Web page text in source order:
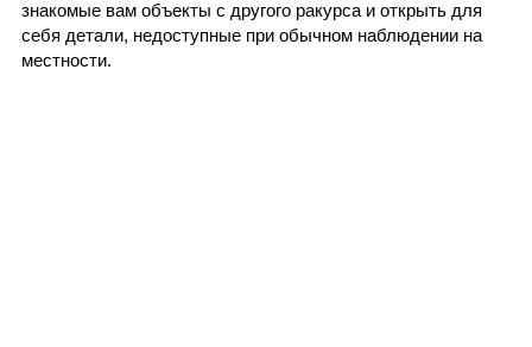
знакомые вам объекты с другого ракурса и открыть для
себя детали, недоступные при обычном наблюдении на
местности.